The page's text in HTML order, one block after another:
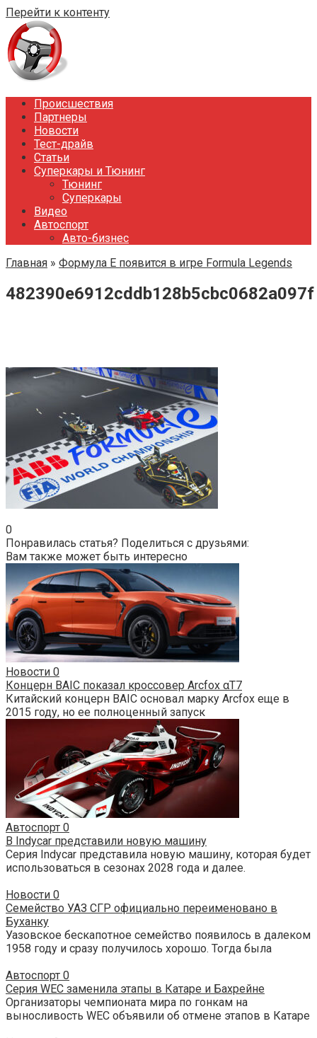
Перейти к контенту
Происшествия
Партнеры
Новости
Тест-драйв
Статьи
Суперкары и Тюнинг
Тюнинг
Суперкары
Видео
Автоспорт
Авто-бизнес
Главная » Формула Е появится в игре Formula Legends
482390e6912cddb128b5cbc0682a097f
0
Понравилась статья? Поделиться с друзьями:
Вам также может быть интересно
Новости 0
Концерн BAIC показал кроссовер Arcfox αT7
Китайский концерн BAIC основал марку Arcfox еще в
2015 году, но ее полноценный запуск
Автоспорт 0
В Indycar представили новую машину
Серия Indycar представила новую машину, которая будет
использоваться в сезонах 2028 года и далее.
Новости 0
Семейство УАЗ СГР официально переименовано в
Буханку
Уазовское бескапотное семейство появилось в далеком
1958 году и сразу получилось хорошо. Тогда была
Автоспорт 0
Серия WEC заменила этапы в Катаре и Бахрейне
Организаторы чемпионата мира по гонкам на
выносливость WEC объявили об отмене этапов в Катаре